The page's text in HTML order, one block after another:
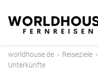
worldhouse.de › Reiseziele ›
Unterkünfte